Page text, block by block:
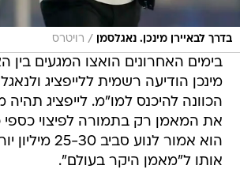
בדרך לבאיירן מינכן. נאגלסמן / רויטרס
בימים האחרונים הואצו המגעים בין
מינכן הודיעה רשמית ללייפציג
הכוונה להיכנס למו"מ. לייפציג
את המאמן רק בתמורה לפיצוי כספי
הוא אמור לנוע
אותו ל"מאמן היקר בעולם".